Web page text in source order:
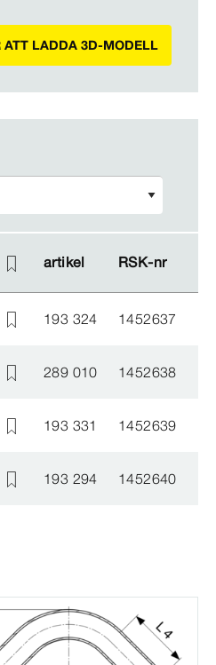
ATT LADDA 3D-MODELL
artikel RSK-​nr
artikel RSK-​nr
193 324 1452637
289 010 1452638
193 331 1452639
193 294 1452640